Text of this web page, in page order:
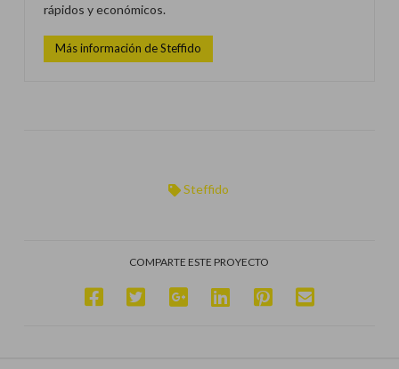
rápidos y económicos.
Más información de Steffido
Steffido
COMPARTE ESTE PROYECTO